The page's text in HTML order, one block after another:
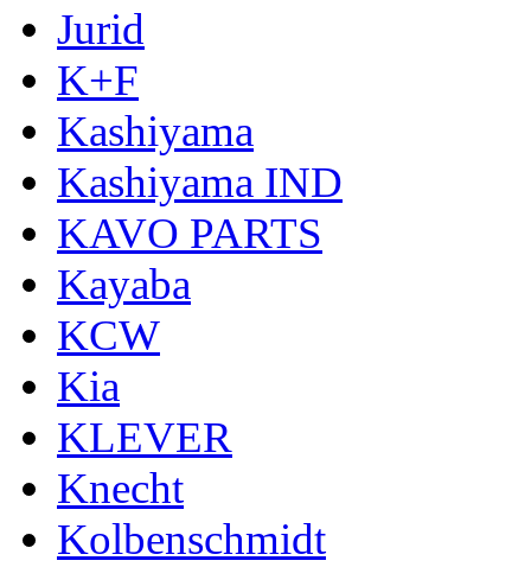
Jurid
K+F
Kashiyama
Kashiyama IND
KAVO PARTS
Kayaba
KCW
Kia
KLEVER
Knecht
Kolbenschmidt